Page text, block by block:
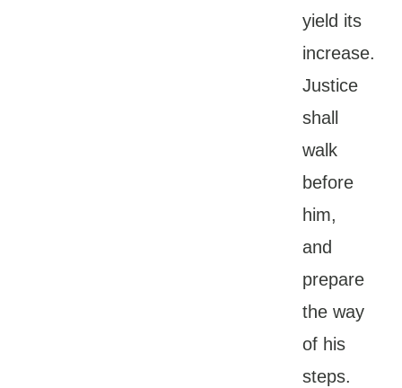
yield its
increase.
Justice
shall
walk
before
him,
and
prepare
the way
of his
steps.